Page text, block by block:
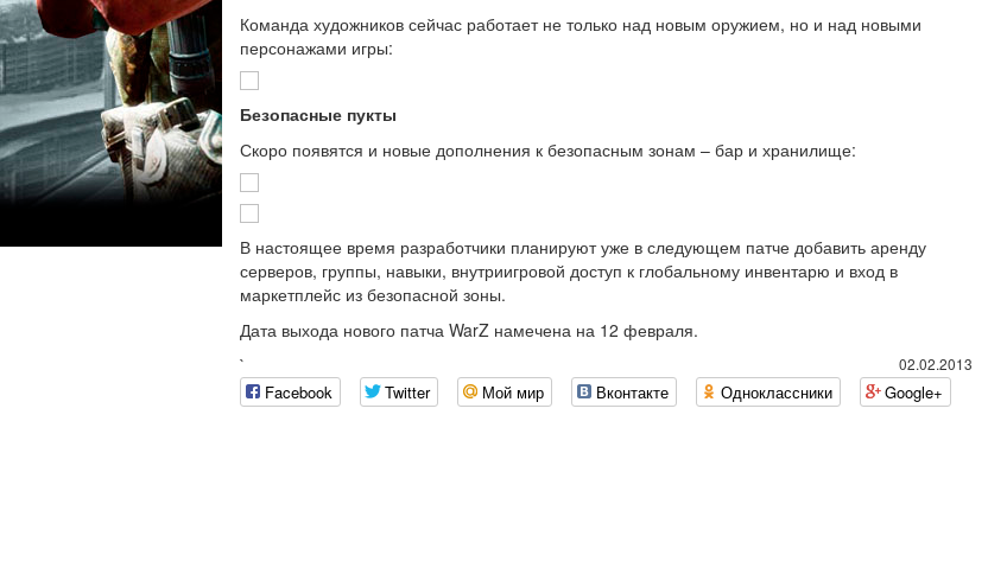
Команда художников сейчас работает не только над новым оружием, но и над новыми
персонажами игры:
Безопасные пукты
Скоро появятся и новые дополнения к безопасным зонам – бар и хранилище:
В настоящее время разработчики планируют уже в следующем патче добавить аренду
серверов, группы, навыки, внутриигровой доступ к глобальному инвентарю и вход в
маркетплейс из безопасной зоны.
Дата выхода нового патча WarZ намечена на 12 февраля.
02.02.2013
`
Facebook Twitter Мой мир Вконтакте Одноклассники Google+